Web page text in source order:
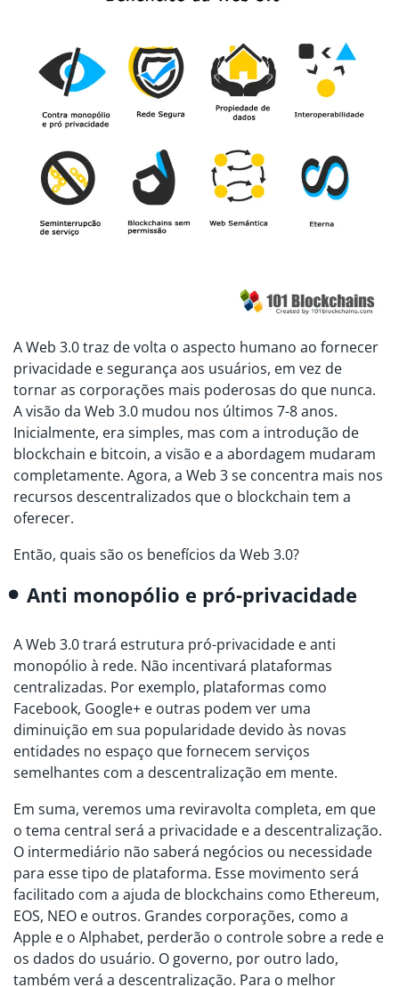
A Web 3.0 traz de volta o aspecto humano ao fornecer
privacidade e segurança aos usuários, em vez de
tornar as corporações mais poderosas do que nunca.
A visão da Web 3.0 mudou nos últimos 7-8 anos.
Inicialmente, era simples, mas com a introdução de
blockchain e bitcoin, a visão e a abordagem mudaram
completamente. Agora, a Web 3 se concentra mais nos
recursos descentralizados que o blockchain tem a
oferecer.
Então, quais são os benefícios da Web 3.0?
Anti monopólio e pró-privacidade
A Web 3.0 trará estrutura pró-privacidade e anti
monopólio à rede. Não incentivará plataformas
centralizadas. Por exemplo, plataformas como
Facebook, Google+ e outras podem ver uma
diminuição em sua popularidade devido às novas
entidades no espaço que fornecem serviços
semelhantes com a descentralização em mente.
Em suma, veremos uma reviravolta completa, em que
o tema central será a privacidade e a descentralização.
O intermediário não saberá negócios ou necessidade
para esse tipo de plataforma. Esse movimento será
facilitado com a ajuda de blockchains como Ethereum,
EOS, NEO e outros. Grandes corporações, como a
Apple e o Alphabet, perderão o controle sobre a rede e
os dados do usuário. O governo, por outro lado,
também verá a descentralização. Para o melhor